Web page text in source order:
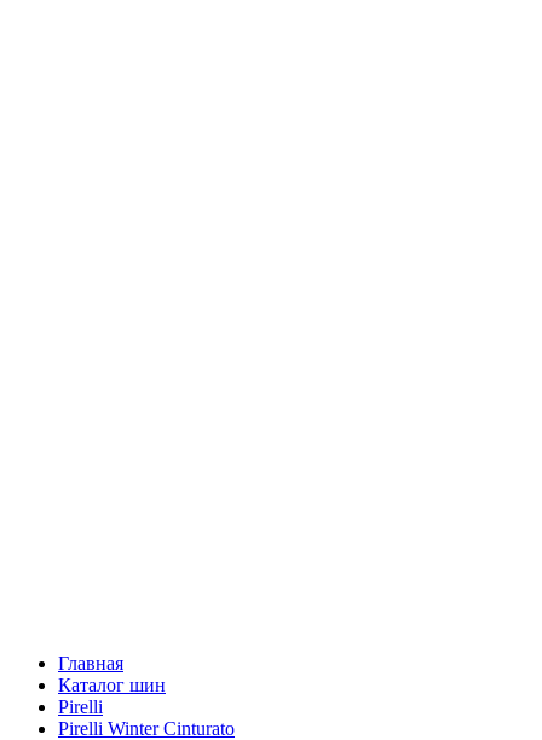
Главная
Каталог шин
Pirelli
Pirelli Winter Cinturato